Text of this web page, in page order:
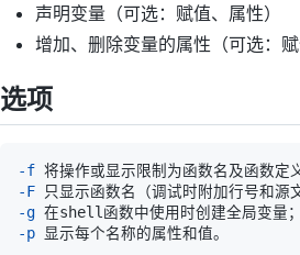
声明变量（可选：赋值、属性）
增加、删除变量的属性（可选：赋
选项
-f
-F
-g
-p